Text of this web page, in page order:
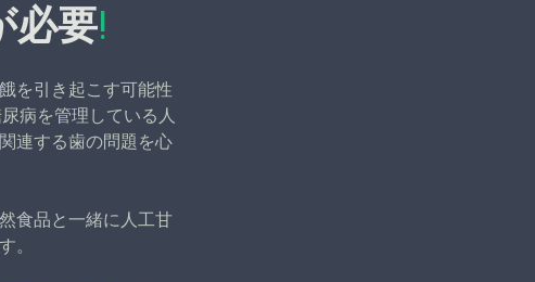
必要!
を引き起こす可能性
病を管理している人
連する歯の問題を心
食品と一緒に人工甘
。